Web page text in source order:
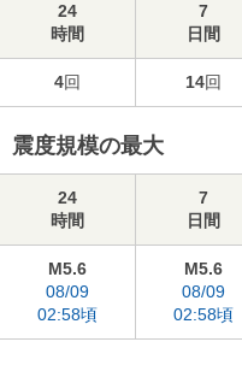
24
時間
7
日間
4回 14回
震度規模の最大
24
時間
7
日間
M5.6
08/09
02:58頃
M5.6
08/09
02:58頃